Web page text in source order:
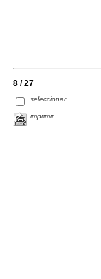
8 / 27
seleccionar
imprimir